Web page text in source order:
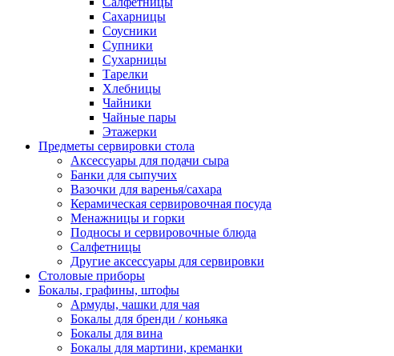
Сахарницы
Соусники
Супники
Сухарницы
Тарелки
Хлебницы
Чайники
Чайные пары
Этажерки
Предметы сервировки стола
Аксессуары для подачи сыра
Банки для сыпучих
Вазочки для варенья/сахара
Керамическая сервировочная посуда
Менажницы и горки
Подносы и сервировочные блюда
Салфетницы
Другие аксессуары для сервировки
Столовые приборы
Бокалы, графины, штофы
Армуды, чашки для чая
Бокалы для бренди / коньяка
Бокалы для вина
Бокалы для мартини, креманки